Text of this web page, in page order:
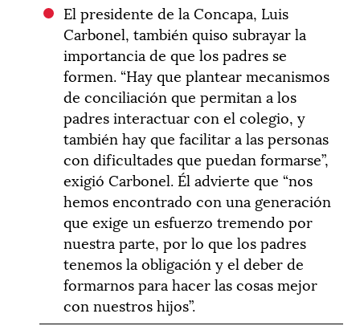
El presidente de la Concapa, Luis
Carbonel, también quiso subrayar la
importancia de que los padres se
formen. “Hay que plantear mecanismos
de conciliación que permitan a los
padres interactuar con el colegio, y
también hay que facilitar a las personas
con dificultades que puedan formarse”,
exigió Carbonel. Él advierte que “nos
hemos encontrado con una generación
que exige un esfuerzo tremendo por
nuestra parte, por lo que los padres
tenemos la obligación y el deber de
formarnos para hacer las cosas mejor
con nuestros hijos”.